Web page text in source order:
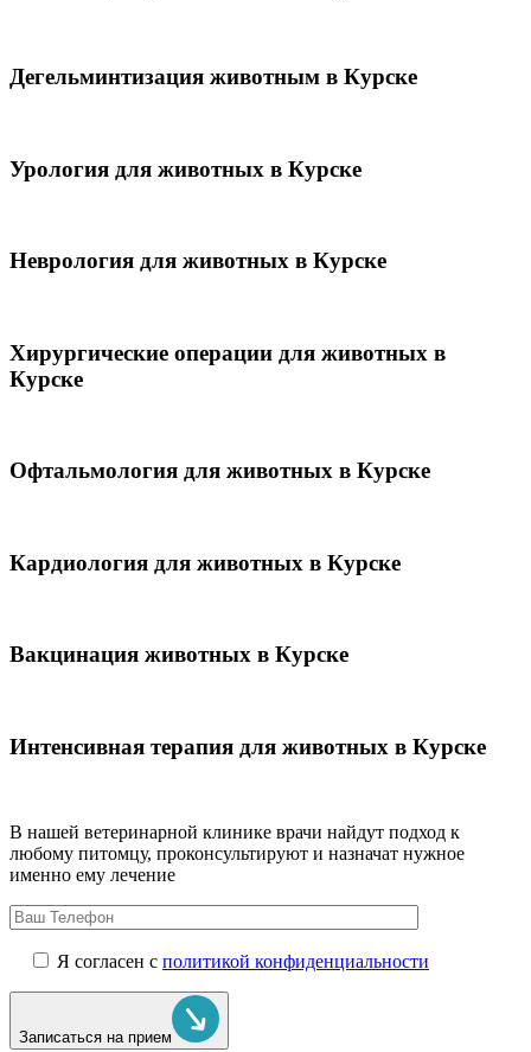
Дегельминтизация животным в Курске
Урология для животных в Курске
Неврология для животных в Курске
Хирургические операции для животных в
Курске
Офтальмология для животных в Курске
Кардиология для животных в Курске
Вакцинация животных в Курске
Интенсивная терапия для животных в Курске
В нашей ветеринарной клинике врачи найдут подход к
любому питомцу, проконсультируют и назначат нужное
именно ему лечение
Я согласен с политикой конфиденциальности
Записаться на прием